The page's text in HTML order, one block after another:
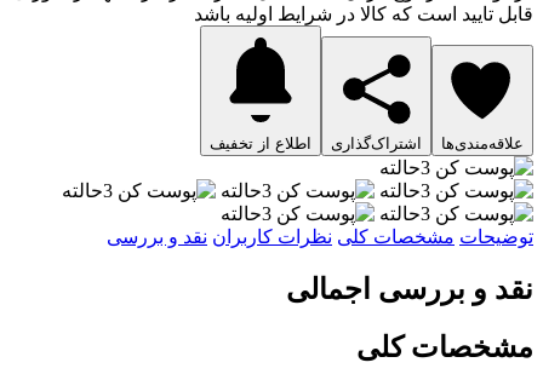
قابل تایید است که کالا در شرایط اولیه باشد
علاقه‌مندی‌ها اشتراک‌گذاری اطلاع از تخفیف
توضیحات مشخصات کلی نظرات کاربران نقد و بررسی
نقد و بررسی اجمالی
مشخصات کلی